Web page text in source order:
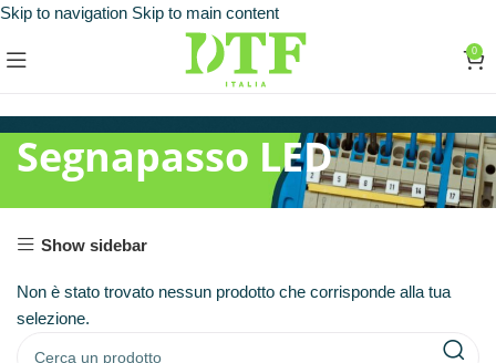
Skip to navigation Skip to main content
0
Segnapasso LED
Show sidebar
Non è stato trovato nessun prodotto che corrisponde alla tua
selezione.